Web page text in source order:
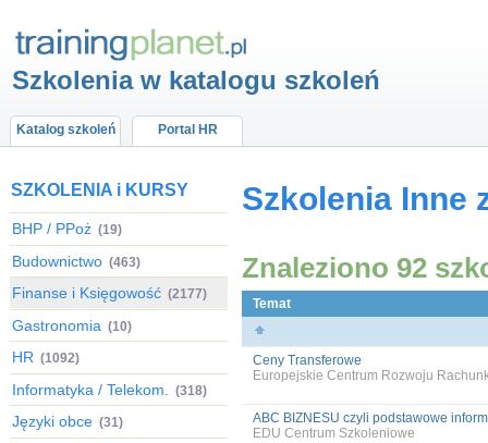
Szkolenia w katalogu szkoleń
Katalog szkoleń Portal HR
SZKOLENIA i KURSY
BHP / PPoż (19)
Budownictwo (463)
Finanse i Księgowość (2177)
Gastronomia (10)
HR (1092)
Informatyka / Telekom. (318)
Języki obce (31)
Szkolenia Inne
Znaleziono 92
Temat
Ceny Transferowe
Europejskie Centrum Rozwoju
ABC BIZNESU czyli podstawowe
EDU Centrum Szkoleniowe